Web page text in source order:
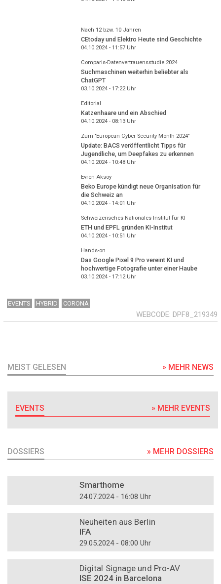
Nach 12 bzw. 10 Jahren
CEtoday und Elektro Heute sind Geschichte
04.10.2024 - 11:57Uhr
Comparis-Datenvertrauensstudie 2024
Suchmaschinen weiterhin beliebter als
ChatGPT
03.10.2024 - 17:22Uhr
Editorial
Katzenhaare und ein Abschied
04.10.2024 - 08:13Uhr
Zum "European Cyber Security Month 2024"
Update: BACS veröffentlicht Tipps für
Jugendliche, um Deepfakes zu erkennen
04.10.2024 - 10:48Uhr
Evren Aksoy
Beko Europe kündigt neue Organisation für
die Schweiz an
04.10.2024 - 14:01 Uhr
Schweizerisches Nationales Institut für KI
ETH und EPFL gründen KI-Institut
04.10.2024 - 10:51 Uhr
Hands-on
Das Google Pixel 9 Pro vereint KI und
hochwertige Fotografie unter einer Haube
03.10.2024 - 17:12Uhr
EVENTS HYBRID CORONA
WEBCODE DPF8_219349
MEIST GELESEN » MEHR NEWS
EVENTS » MEHR EVENTS
DOSSIERS » MEHR DOSSIERS
Smarthome
24.07.2024 - 16:08 Uhr
Neuheiten aus Berlin
IFA
29.05.2024 - 08:00 Uhr
Digital Signage und Pro-AV
ISE 2024 in Barcelona